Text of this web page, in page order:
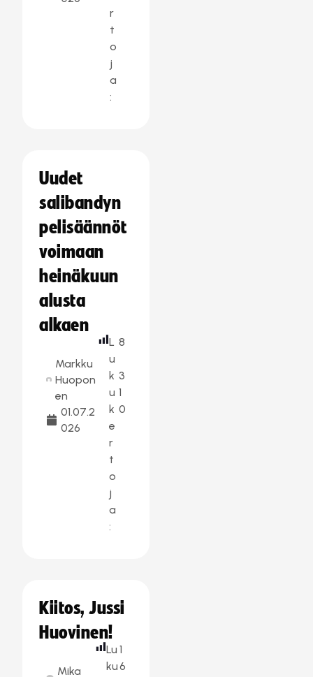
r
t
o
j
a
:
Uudet
salibandyn
pelisäännöt
voimaan
heinäkuun
alusta
alkaen
Markku
Huopon
en
01.07.2
026
L
u
k
u
k
e
r
t
o
j
a
:
8
3
1
0
Kiitos, Jussi
Huovinen!
Mika
Lu
ku
1
6